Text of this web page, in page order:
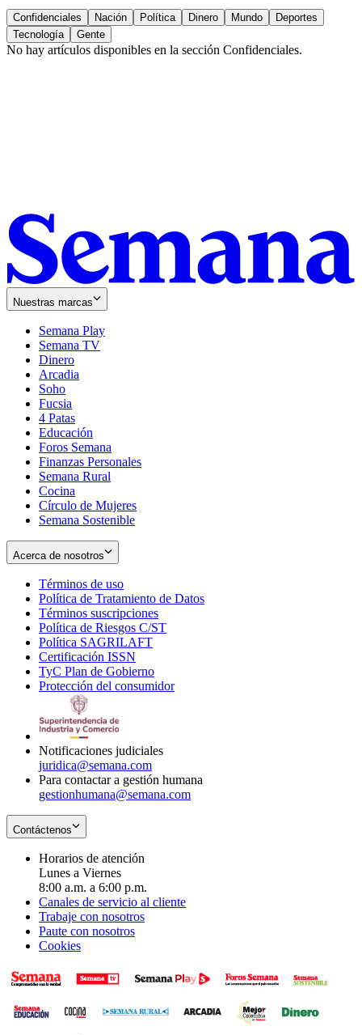
Confidenciales Nación Política Dinero Mundo
Deportes
Tecnología
Gente
No hay artículos disponibles en la sección Confidenciales.
Nuestras marcas
Semana Play
Semana TV
Dinero
Arcadia
Soho
in
new
window
Fucsia
in
new
window
4 Patas
Educación
Foros Semana
Finanzas Personales
Semana Rural
Cocina
Círculo de Mujeres
Semana Sostenible
Acerca de nosotros
Términos de uso
in
new
window
Política de Tratamiento de Datos
Términos suscripciones
in
Política de Riesgos C/ST
Política SAGRILAFT
new
window
Certificación ISSN
in
new
TyC Plan de Gobierno
in
Protección del consumidorOpens
Notificaciones judiciales
juridica@semana.com
Para contactar a gestión humana
gestionhumana@semana.com
Contáctenos
Horarios de atención
Lunes a Viernes
8:00 a.m. a 6:00 p.m.
Canales de servicio al cliente
Trabaje con nosotros
Paute con nosotros
Cookies